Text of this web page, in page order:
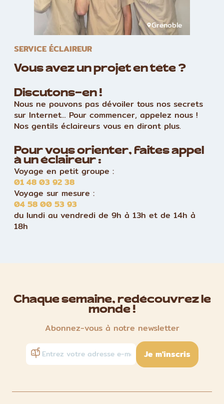
Grenoble
SERVICE ÉCLAIREUR
Vous avez un projet en tête ?
Discutons-en !
Nous ne pouvons pas dévoiler tous nos secrets
sur Internet... Pour commencer, appelez nous !
Nos gentils éclaireurs vous en diront plus.
Pour vous orienter, faites appel
à un éclaireur :
Voyage en petit groupe :
01 48 03 92 38
Voyage sur mesure :
04 58 00 53 93
du lundi au vendredi de 9h à 13h et de 14h à
18h
Chaque semaine, redécouvrez le
monde !
Abonnez-vous à notre newsletter
Je m'inscris